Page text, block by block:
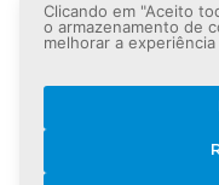
Copyright © 2026
Clicando em "Aceito
o armazenamento de
melhorar a